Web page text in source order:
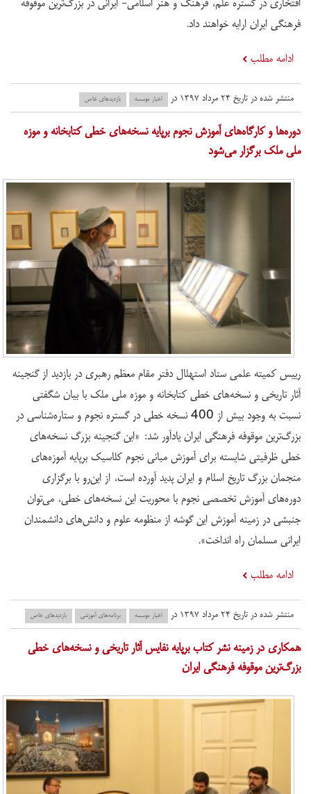
فرهنگی ایران ارایه خواهند داد.
ادامه مطلب
منتشر شده در تاریخ ۲۴ مرداد ۱۳۹۷ در اخبار موسسه بازدید‌های خاص
دوره‌ها و کارگاه‌های آموزش نجوم برپایه نسخه‌های خطی کتابخانه و موزه
ملی ملک برگزار می‌شود
رییس کمیته علمی ستاد استهلال دفتر مقام معظم رهبری در بازدید از گنجینه
آثار تاریخی و نسخه‌های خطی کتابخانه و موزه ملی ملک با بیان شگفتی
نسبت به وجود بیش از 400 نسخه خطی در گستره نجوم و ستاره‌شناسی در
بزرگ‌ترین موقوفه فرهنگی ایران یادآور شد: «این گنجینه بزرگ نسخه‌های
خطی ظرفیتی شایسته برای آموزش مبانی نجوم کلاسیک برپایه آموزه‌های
منجمان بزرگ تاریخ اسلام و ایران پدید آورده است، از این‌رو با برگزاری
دوره‌های آموزش تخصصی نجوم با محوریت این نسخه‌های خطی، می‌توان
جنبشی در زمینه آموزش این گوشه از منظومه علوم و دانش‌های دانشمندان
ایرانی مسلمان راه انداخت».
ادامه مطلب
منتشر شده در تاریخ ۲۴ مرداد ۱۳۹۷ در اخبار موسسه برنامه‌های آموزشی بازدید‌های خاص
همکاری در زمینه نشر کتاب برپایه نفایس آثار تاریخی و نسخه‌های خطی
بزرگ‌ترین موقوفه فرهنگی ایران